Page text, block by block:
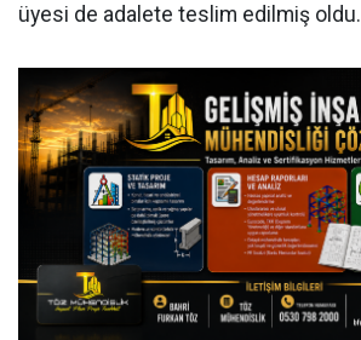
üyesi de adalete teslim edilmiş oldu.